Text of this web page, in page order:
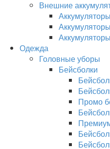
Внешние
Одежда
Головные уборы
Бейсболки
Промо